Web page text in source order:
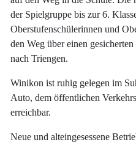
der Spielgruppe bis zur 6.
Oberstufenschülerinnen und
den Weg über einen
nach Triengen.
Winikon ist ruhig gelegen im
Auto, dem öffentlichen
erreichbar.
Neue und alteingesessene